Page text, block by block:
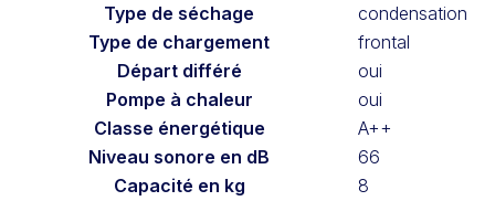
Type de séchage
condensation
Type de chargement
frontal
Départ différé
oui
Pompe à chaleur
oui
Classe énergétique
A++
Niveau sonore en dB
66
Capacité en kg
8